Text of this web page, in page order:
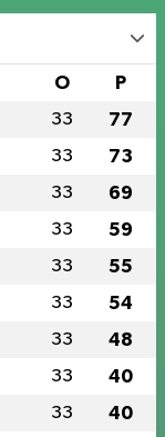
O P
33 77
33 73
33 69
33 59
33 55
33 54
33 48
33 40
33 40